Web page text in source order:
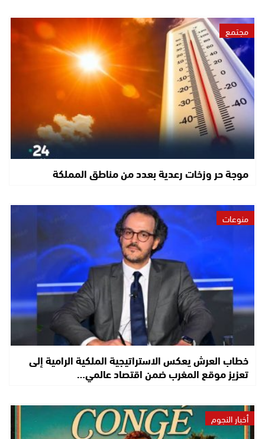
مجتمع
موجة حر وزخات رعدية بعدد من مناطق المملكة
منوعات
خطاب العرش يعكس الاستراتيجية الملكية الرامية إلى
تعزيز موقع المغرب ضمن اقتصاد عالمي…
أخبار النجوم